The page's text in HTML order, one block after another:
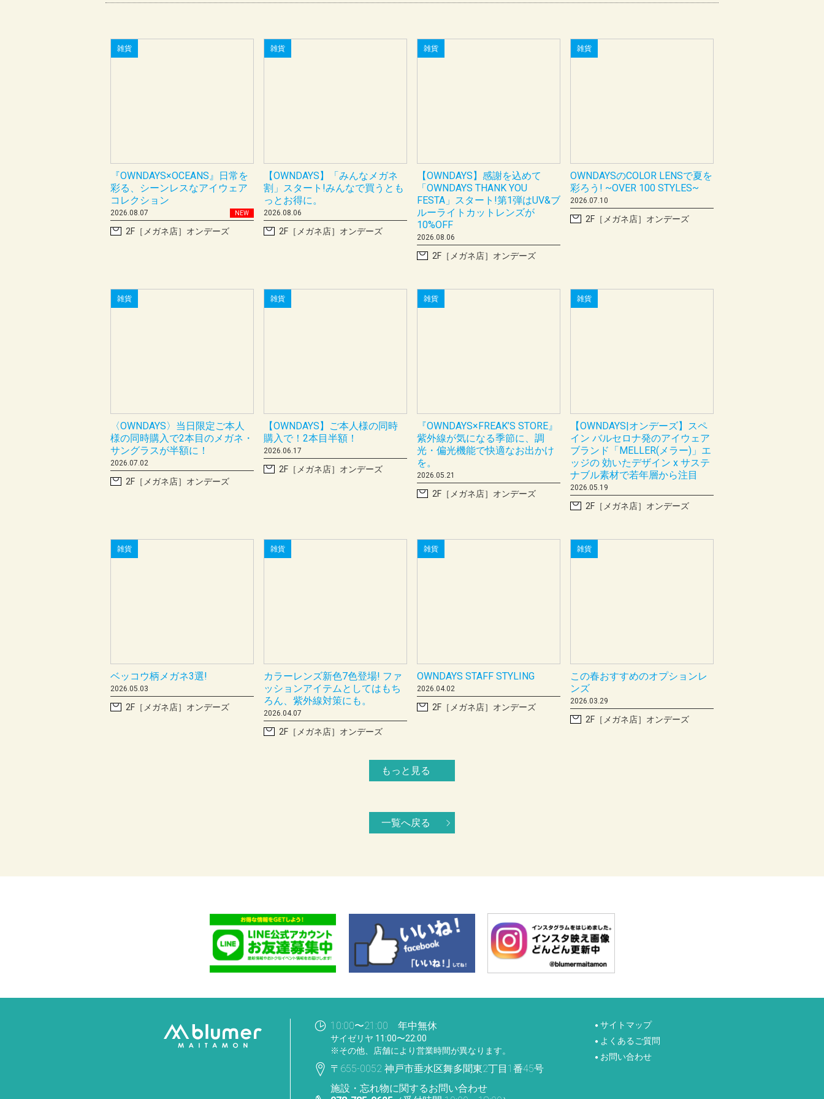
雑貨
『OWNDAYS×OCEANS』日常を
彩る、シーンレスなアイウェア
コレクション
2026.08.07 NEW
2F［メガネ店］オンデーズ
雑貨
【OWNDAYS】「みんなメガネ
割」スタート!みんなで買うとも
っとお得に。
2026.08.06
2F［メガネ店］オンデーズ
雑貨
【OWNDAYS】感謝を込めて
「OWNDAYS THANK YOU
FESTA」スタート!第1弾はUV&ブ
ルーライトカットレンズが
10%OFF
2026.08.06
2F［メガネ店］オンデーズ
雑貨
OWNDAYSのCOLOR LENSで夏を
彩ろう! ~OVER 100 STYLES~
2026.07.10
2F［メガネ店］オンデーズ
雑貨
〈OWNDAYS〉当日限定ご本人
様の同時購入で2本目のメガネ・
サングラスが半額に！
2026.07.02
2F［メガネ店］オンデーズ
雑貨
【OWNDAYS】ご本人様の同時
購入で！2本目半額！
2026.06.17
2F［メガネ店］オンデーズ
雑貨
『OWNDAYS×FREAK’S STORE』
紫外線が気になる季節に、調
光・偏光機能で快適なお出かけ
を。
2026.05.21
2F［メガネ店］オンデーズ
雑貨
【OWNDAYS|オンデーズ】スペ
イン バルセロナ発のアイウェア
ブランド「MELLER(メラー)」エ
ッジの 効いたデザイン x サステ
ナブル素材で若年層から注目
2026.05.19
2F［メガネ店］オンデーズ
雑貨
ベッコウ柄メガネ3選!
2026.05.03
2F［メガネ店］オンデーズ
雑貨
カラーレンズ新色7色登場! ファ
ッションアイテムとしてはもち
ろん、紫外線対策にも。
2026.04.07
2F［メガネ店］オンデーズ
雑貨
OWNDAYS STAFF STYLING
2026.04.02
2F［メガネ店］オンデーズ
雑貨
この春おすすめのオプションレ
ンズ
2026.03.29
2F［メガネ店］オンデーズ
もっと見る
一覧へ戻る
10:00〜21:00 年中無休
サイゼリヤ 11:00〜22:00
※その他、店舗により営業時間が異なります。
〒655-0052 神戸市垂水区舞多聞東2丁目1番45号
施設・忘れ物に関するお問い合わせ
● サイトマップ
● よくあるご質問
● お問い合わせ